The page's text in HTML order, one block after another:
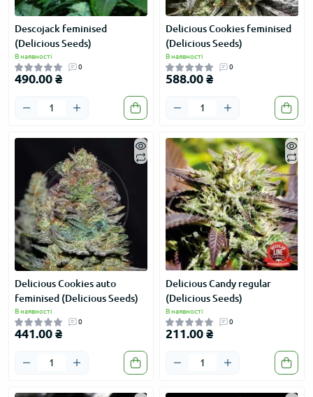
Descojack feminised
(Delicious Seeds)
В наявності
0
490.00 ₴
Delicious Cookies feminised
(Delicious Seeds)
В наявності
0
588.00 ₴
Delicious Cookies auto
feminised (Delicious Seeds)
В наявності
0
441.00 ₴
Delicious Candy regular
(Delicious Seeds)
В наявності
0
211.00 ₴